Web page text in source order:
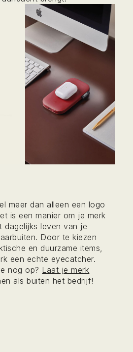
meer dan alleen een logo
is een manier om je merk
dagelijks leven van je
Door te kiezen
en duurzame items,
een echte eyecatcher.
nog op? Laat je merk
als buiten het bedrijf!